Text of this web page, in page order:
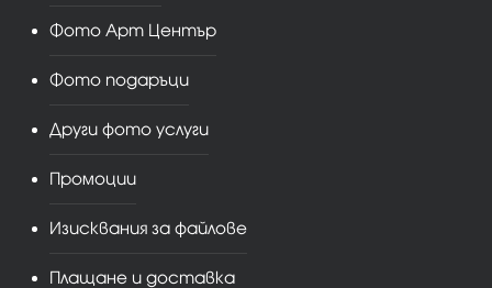
Фото Арт Център
Фото подаръци
Други фото услуги
Промоции
Изисквания за файлове
Плащане и доставка